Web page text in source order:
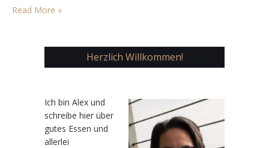
Read More »
Herzlich Willkommen!
Ich bin Alex und
schreibe hier über
gutes Essen und
allerlei